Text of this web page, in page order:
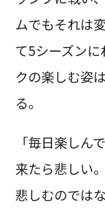
ムでもそれは
て5シーズン
クの楽しむ姿
る。
「毎日楽しん
来たら悲しい
悲しむのでは